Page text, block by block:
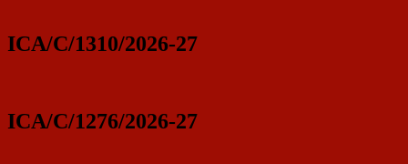
ICA/C/1310/2026-27
ICA/C/1276/2026-27